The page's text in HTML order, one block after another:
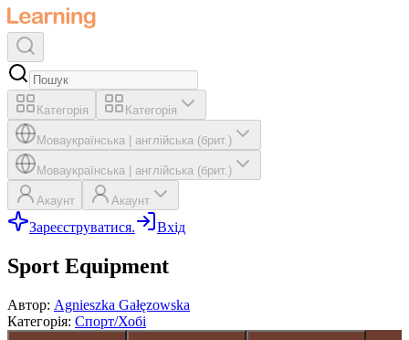
Категорія Категорія
Моваукраїнська англійська (брит.)
Моваукраїнська англійська (брит.)
Акаунт Акаунт
Зареєструватися. Вхід
Sport Equipment
Автор: Agnieszka Gałęzowska
Категорія: Спорт/Хобі